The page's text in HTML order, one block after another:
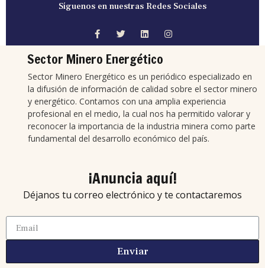
Síguenos en nuestras Redes Sociales
Sector Minero Energético
Sector Minero Energético es un periódico especializado en
la difusión de información de calidad sobre el sector minero
y energético. Contamos con una amplia experiencia
profesional en el medio, la cual nos ha permitido valorar y
reconocer la importancia de la industria minera como parte
fundamental del desarrollo económico del país.
¡Anuncia aquí!
Déjanos tu correo electrónico y te contactaremos
Enviar